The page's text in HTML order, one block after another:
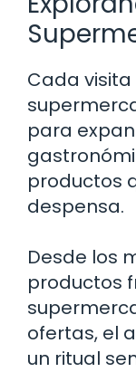
Cada
para
productos
despensa.
Desde los
productos
ofertas, el
un ritual